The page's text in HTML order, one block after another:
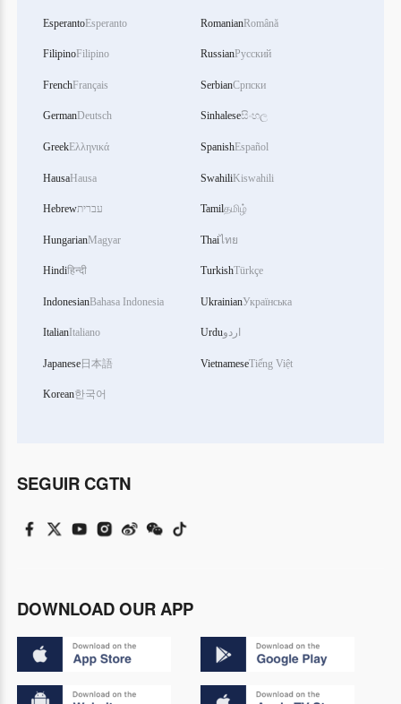
EsperantoEsperanto
FilipinoFilipino
FrenchFrançais
GermanDeutsch
GreekΕλληνικά
HausaHausa
Hebrewעברית
HungarianMagyar
Hindiहिन्दी
IndonesianBahasa Indonesia
ItalianItaliano
Japanese日本語
Korean한국어
RomanianRomână
RussianРусский
SerbianСрпски
Sinhaleseසිංහල
SpanishEspañol
SwahiliKiswahili
Tamilதமிழ்
Thaiไทย
TurkishTürkçe
UkrainianУкраїнська
Urduاردو
VietnameseTiếng Việt
SEGUIR CGTN
DOWNLOAD OUR APP